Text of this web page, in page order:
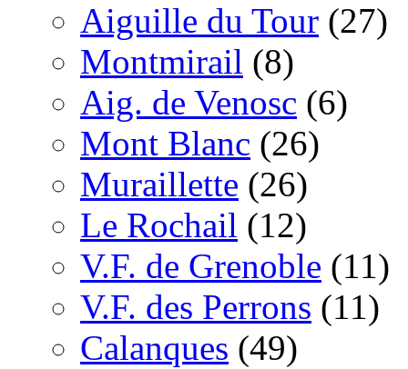
Aiguille du Tour (27)
Montmirail (8)
Aig. de Venosc (6)
Mont Blanc (26)
Muraillette (26)
Le Rochail (12)
V.F. de Grenoble (11)
V.F. des Perrons (11)
Calanques (49)